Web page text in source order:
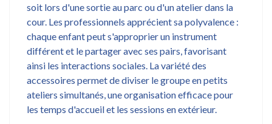
soit lors d'une sortie au parc ou d'un atelier dans la
cour. Les professionnels apprécient sa polyvalence :
chaque enfant peut s'approprier un instrument
différent et le partager avec ses pairs, favorisant
ainsi les interactions sociales. La variété des
accessoires permet de diviser le groupe en petits
ateliers simultanés, une organisation efficace pour
les temps d'accueil et les sessions en extérieur.